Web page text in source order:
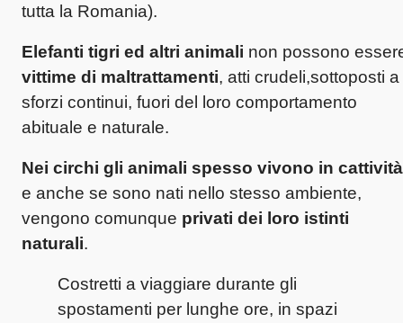
tutta la Romania).
Elefanti tigri ed altri animali non possono
vittime di maltrattamenti, atti crudeli,sottoposti a
sforzi continui, fuori del loro comportamento
abituale e naturale.
Nei circhi gli animali spesso vivono in cattività
e anche se sono nati nello stesso ambiente,
vengono comunque privati dei loro istinti
naturali.
Costretti a viaggiare durante gli
spostamenti per lunghe ore, in spazi